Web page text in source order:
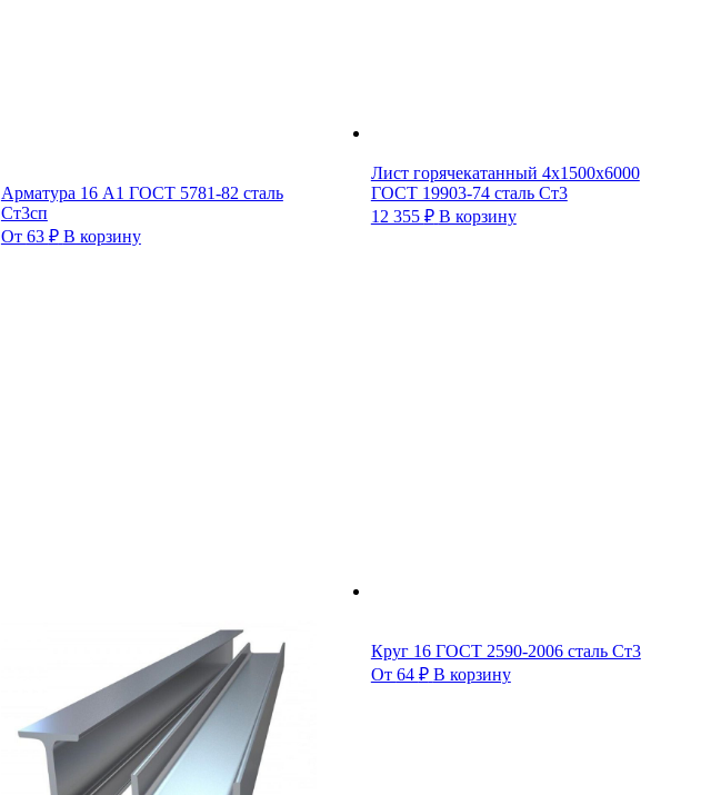
Арматура 16 А1 ГОСТ 5781-82 сталь
Ст3сп
От 63 ₽ В корзину
Лист горячекатанный 4х1500х6000
ГОСТ 19903-74 сталь Ст3
12 355 ₽ В корзину
Круг 16 ГОСТ 2590-2006 сталь Ст3
От 64 ₽ В корзину